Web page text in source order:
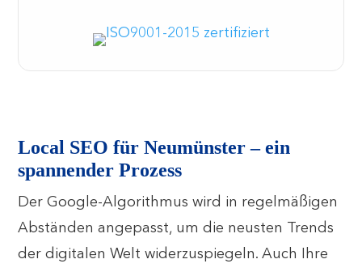
Local SEO für Neumünster – ein
spannender Prozess
Der Google-Algorithmus wird in regelmäßigen
Abständen angepasst, um die neusten Trends
der digitalen Welt widerzuspiegeln. Auch Ihre